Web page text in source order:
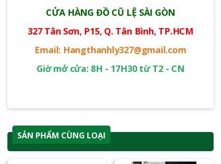
CỬA HÀNG ĐỒ CŨ LỆ SÀI GÒN
327 Tân Sơn, P15, Q. Tân Bình, TP.HCM
Email: Hangthanhly327@gmail.com
Giờ mở cửa: 8H - 17H30 từ T2 - CN
SẢN PHẨM CÙNG LOẠI